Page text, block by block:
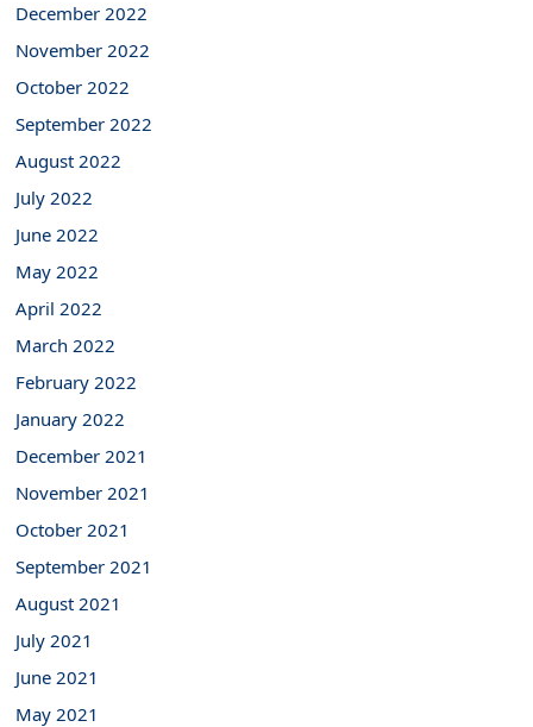
December 2022
November 2022
October 2022
September 2022
August 2022
July 2022
June 2022
May 2022
April 2022
March 2022
February 2022
January 2022
December 2021
November 2021
October 2021
September 2021
August 2021
July 2021
June 2021
May 2021